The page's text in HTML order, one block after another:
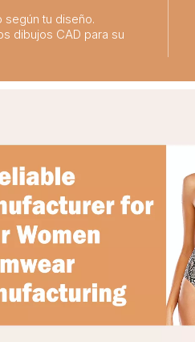
según tu diseño.
dibujos CAD para su